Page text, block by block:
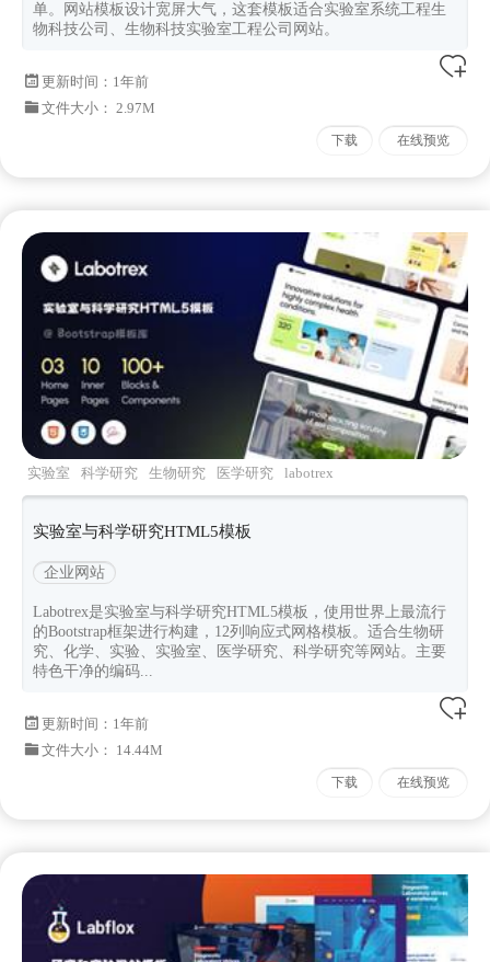
单。网站模板设计宽屏大气，这套模板适合实验室系统工程生
物科技公司、生物科技实验室工程公司网站。
更新时间： 1年前
文件大小： 2.97M
下载 在线预览
实验室 科学研究 生物研究 医学研究 labotrex
实验室与科学研究HTML5模板
企业网站
Labotrex是实验室与科学研究HTML5模板，使用世界上最流行
的Bootstrap框架进行构建，12列响应式网格模板。适合生物研
究、化学、实验、实验室、医学研究、科学研究等网站。主要
特色干净的编码...
更新时间： 1年前
文件大小： 14.44M
下载 在线预览